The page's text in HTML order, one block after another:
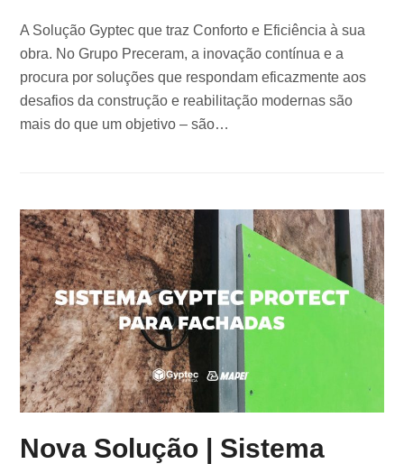
A Solução Gyptec que traz Conforto e Eficiência à sua
obra. No Grupo Preceram, a inovação contínua e a
procura por soluções que respondam eficazmente aos
desafios da construção e reabilitação modernas são
mais do que um objetivo – são…
Nova Solução | Sistema